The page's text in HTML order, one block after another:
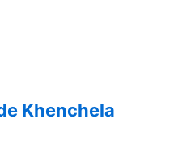
Khenchela